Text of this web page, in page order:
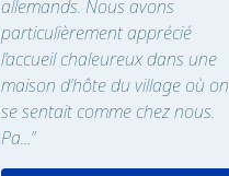
allemands. Nous avons
particulièrement apprécié
l’accueil chaleureux dans une
maison d’hôte du village où on
se sentait comme chez nous.
Pa...”